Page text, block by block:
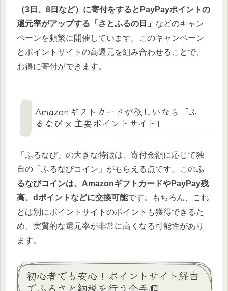
（3日、8日など）に寄付をするとPayPayポイントの
還元率がアップする「さとふるの日」 などのキャン
ペーンを頻繁に開催しています。このキャンペーン
とポイントサイトの高還元を組み合わせることで、
お得に寄付ができます。
Amazonギフトカードが欲しいなら「ふ
るなび × 主要ポイントサイト」
「ふるなび」の大きな特徴は、寄付金額に応じて独
自の「ふるなびコイン」がもらえる点です。このふ
るなびコインは、AmazonギフトカードやPayPay残
高、dポイントなどに交換可能です。もちろん、これ
とは別にポイントサイトのポイントも獲得できるた
め、実質的な還元率が非常に高くなる可能性があり
ます。
初心者でも安心！ポイントサイト経由